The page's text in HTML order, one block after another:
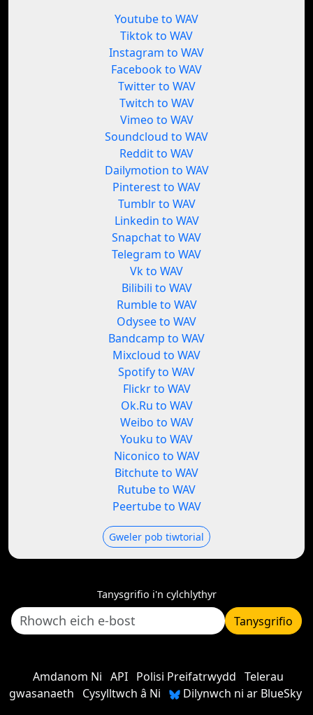
Youtube to WAV
Tiktok to WAV
Instagram to WAV
Facebook to WAV
Twitter to WAV
Twitch to WAV
Vimeo to WAV
Soundcloud to WAV
Reddit to WAV
Dailymotion to WAV
Pinterest to WAV
Tumblr to WAV
Linkedin to WAV
Snapchat to WAV
Telegram to WAV
Vk to WAV
Bilibili to WAV
Rumble to WAV
Odysee to WAV
Bandcamp to WAV
Mixcloud to WAV
Spotify to WAV
Flickr to WAV
Ok.Ru to WAV
Weibo to WAV
Youku to WAV
Niconico to WAV
Bitchute to WAV
Rutube to WAV
Peertube to WAV
Gweler pob tiwtorial
Tanysgrifio i'n cylchlythyr
Tanysgrifio
Amdanom Ni API Polisi Preifatrwydd Telerau
gwasanaeth
Cysylltwch â Ni
Dilynwch ni ar BlueSky